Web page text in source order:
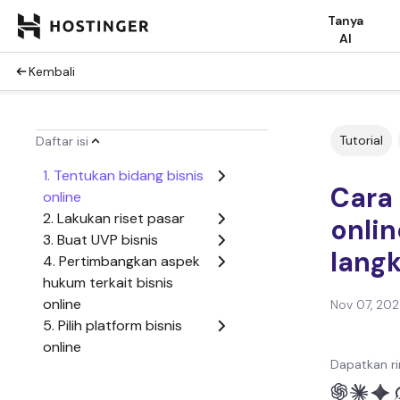
Tanya
AI
Kembali
Daftar isi
1. Tentukan bidang bisnis
online
2. Lakukan riset pasar
3. Buat UVP bisnis
4. Pertimbangkan aspek
hukum terkait bisnis
online
5. Pilih platform bisnis
online
Tutorial
Nov 07,
Dapatkan